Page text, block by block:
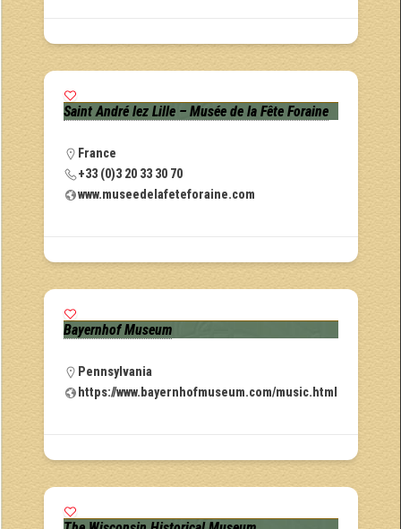
Saint André lez Lille – Musée de la Fête Foraine
France
+33 (0)3 20 33 30 70
www.museedelafeteforaine.com
Bayernhof Museum
Pennsylvania
https://www.bayernhofmuseum.com/music.html